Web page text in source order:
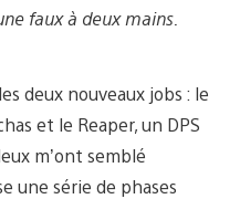
faux à deux mains.
deux nouveaux jobs : le
et le Reaper, un DPS
m’ont semblé
une série de phases